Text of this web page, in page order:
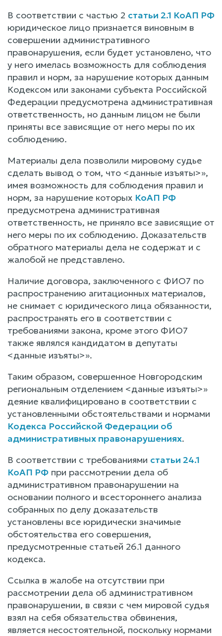
В соответствии с частью 2 статьи 2.1 КоАП РФ
юридическое лицо признается виновным в
совершении административного
правонарушения, если будет установлено, что
у него имелась возможность для соблюдения
правил и норм, за нарушение которых данным
Кодексом или законами субъекта Российской
Федерации предусмотрена административная
ответственность, но данным лицом не были
приняты все зависящие от него меры по их
соблюдению.
Материалы дела позволили мировому судье
сделать вывод о том, что <данные изъяты>»,
имея возможность для соблюдения правил и
норм, за нарушение которых КоАП РФ
предусмотрена административная
ответственность, не приняло все зависящие от
него меры по их соблюдению. Доказательств
обратного материалы дела не содержат и с
жалобой не представлено.
Наличие договора, заключенного с ФИО7 по
распространению агитационных материалов,
не снимает с юридического лица обязанности,
распространять его в соответствии с
требованиями закона, кроме этого ФИО7
также являлся кандидатом в депутаты
<данные изъяты>».
Таким образом, совершенное Новгородским
региональным отделением <данные изъяты>»
деяние квалифицировано в соответствии с
установленными обстоятельствами и нормами
Кодекса Российской Федерации об
административных правонарушениях.
В соответствии с требованиями статьи 24.1
КоАП РФ при рассмотрении дела об
административном правонарушении на
основании полного и всестороннего анализа
собранных по делу доказательств
установлены все юридически значимые
обстоятельства его совершения,
предусмотренные статьей 26.1 данного
кодекса.
Ссылка в жалобе на отсутствии при
рассмотрении дела об административном
правонарушении, в связи с чем мировой судья
взял на себя обязательства обвинения,
является несостоятельной, поскольку нормами